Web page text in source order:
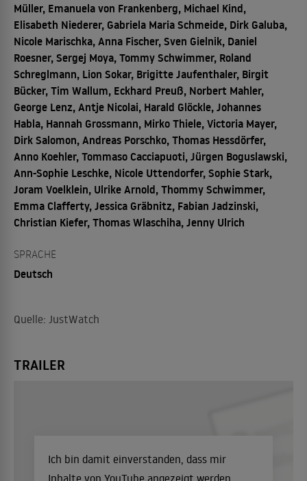
Müller, Emanuela von Frankenberg, Michael Kind,
Elisabeth Niederer, Gabriela Maria Schmeide, Dirk Galuba,
Nicole Marischka, Anna Fischer, Sven Gielnik, Daniel
Roesner, Sergej Moya, Tommy Schwimmer, Roland
Schreglmann, Lion Sokar, Brigitte Jaufenthaler, Birgit
Bücker, Tim Wallum, Eckhard Preuß, Norbert Mahler,
George Lenz, Antje Nicolai, Harald Glöckle, Johannes
Habla, Hannah Grossmann, Mirko Thiele, Victoria Mayer,
Dirk Salomon, Andreas Porschko, Thomas Hessdörfer,
Anno Koehler, Tommaso Cacciapuoti, Jürgen Boguslawski,
Ann-Sophie Leschke, Nicole Uttendorfer, Sophie Stark,
Joram Voelklein, Ulrike Arnold, Thommy Schwimmer,
Emma Clafferty, Jessica Gräbnitz, Fabian Jadzinski,
Christian Kiefer, Thomas Wlaschiha, Jenny Ulrich
SPRACHE
Deutsch
Quelle: JustWatch
TRAILER
Ich bin damit einverstanden, dass mir
Inhalte von YouTube angezeigt werden.